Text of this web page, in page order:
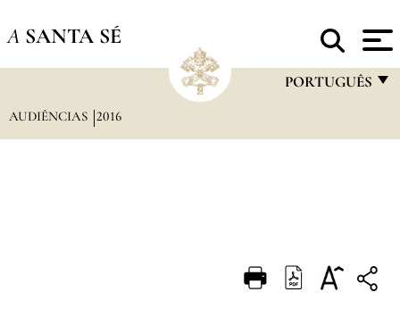
A SANTA SÉ
PORTUGUÊS
DEUTSCH
AUDIÊNCIAS 2016